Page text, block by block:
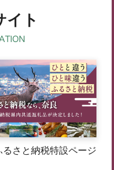
イト
るさと納税特設ページ